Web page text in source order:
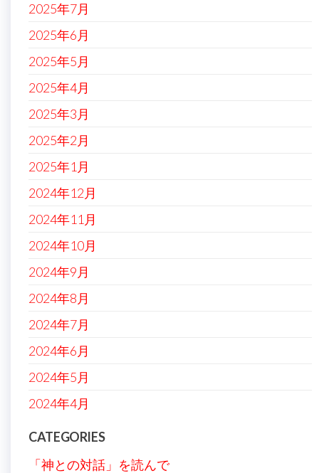
2025年7月
2025年6月
2025年5月
2025年4月
2025年3月
2025年2月
2025年1月
2024年12月
2024年11月
2024年10月
2024年9月
2024年8月
2024年7月
2024年6月
2024年5月
2024年4月
CATEGORIES
「神との対話」を読んで